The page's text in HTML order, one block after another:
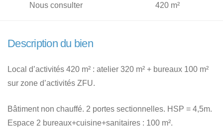
Nous consulter 420 m²
Description du bien
Local d’activités 420 m² : atelier 320 m² + bureaux 100 m²
sur zone d’activités ZFU.
Bâtiment non chauffé. 2 portes sectionnelles. HSP = 4,5m.
Espace 2 bureaux+cuisine+sanitaires : 100 m².